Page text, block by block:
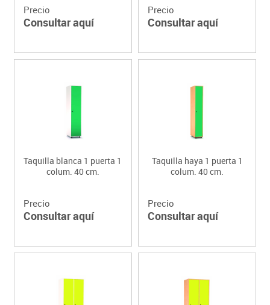
Precio
Consultar aquí
Precio
Consultar aquí
Taquilla blanca 1 puerta 1
colum. 40 cm.
Precio
Consultar aquí
Taquilla haya 1 puerta 1
colum. 40 cm.
Precio
Consultar aquí